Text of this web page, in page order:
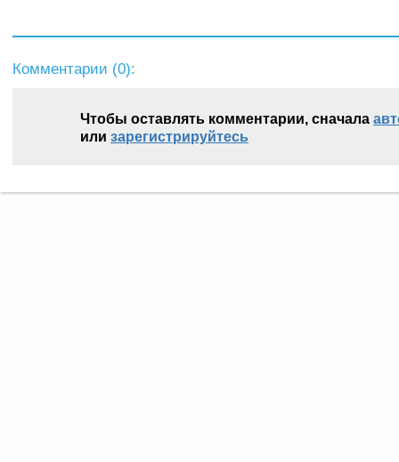
Комментарии (0):
Чтобы оставлять комментарии, сначала
или зарегистрируйтесь